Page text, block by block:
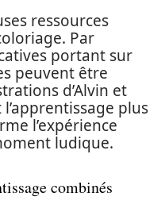
ressources
Par
portant sur
peuvent être
d’Alvin et
plus
l’expérience
ludique.
combinés